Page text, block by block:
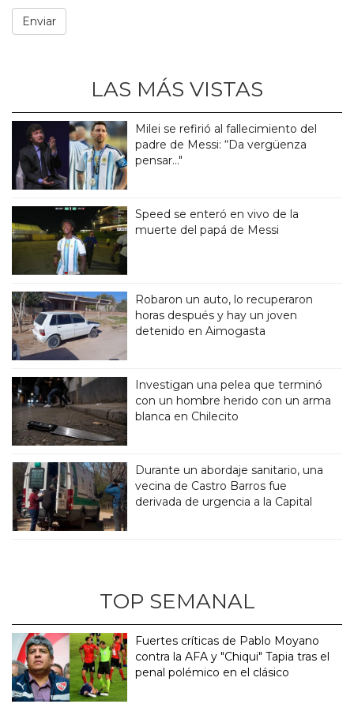
LAS MÁS VISTAS
Milei se refirió al fallecimiento del
padre de Messi: “Da vergüenza
pensar..."
Speed se enteró en vivo de la
muerte del papá de Messi
Robaron un auto, lo recuperaron
horas después y hay un joven
detenido en Aimogasta
Investigan una pelea que terminó
con un hombre herido con un arma
blanca en Chilecito
Durante un abordaje sanitario, una
vecina de Castro Barros fue
derivada de urgencia a la Capital
TOP SEMANAL
Fuertes críticas de Pablo Moyano
contra la AFA y "Chiqui" Tapia tras el
penal polémico en el clásico